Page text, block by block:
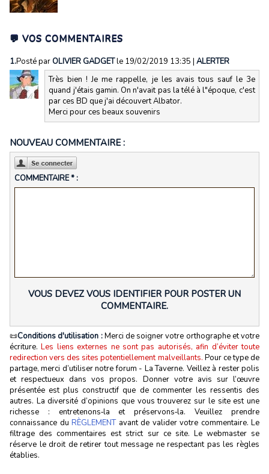
💬 VOS COMMENTAIRES
1.Posté parOLIVIER GADGETle 19/02/2019 13:35 | ALERTER
Très bien ! Je me rappelle, je les avais tous sauf le 3e
quand j'étais gamin. On n'avait pas la télé à l"époque, c'est
par ces BD que j'ai découvert Albator.
Merci pour ces beaux souvenirs
NOUVEAU COMMENTAIRE :
COMMENTAIRE * :
VOUS DEVEZ VOUS IDENTIFIER POUR POSTER UN
COMMENTAIRE.
📜Conditions d'utilisation :Merci de soigner votre orthographe et votre
écriture.Les liens externes ne sont pas autorisés, afin d’éviter toute
redirection vers des sites potentiellement malveillants. Pour ce type de
partage, merci d’utiliser notre forum - La Taverne. Veillez à rester polis
et respectueux dans vos propos. Donner votre avis sur l’œuvre
présentée est plus constructif que de commenter les ressentis des
autres. La diversité d’opinions que vous trouverez sur le site est une
richesse : entretenons‑la et préservons‑la. Veuillez prendre
connaissance du RÈGLEMENTavant de valider votre commentaire. Le
filtrage des commentaires est strict sur ce site. Le webmaster se
réserve le droit de retirer tout message ne respectant pas les règles
établies.